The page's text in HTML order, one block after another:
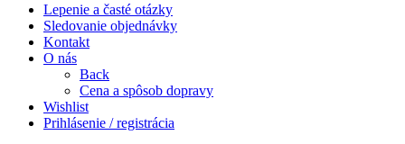
Lepenie a časté otázky
Sledovanie objednávky
Kontakt
O nás
Back
Cena a spôsob dopravy
Wishlist
Prihlásenie / registrácia